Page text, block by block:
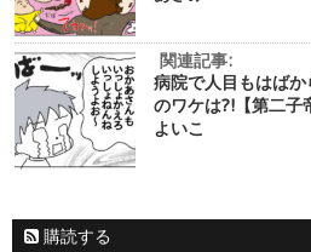
関連記事:
病院で人目もはば
のワケは?!【第二子
よいこ
購読する